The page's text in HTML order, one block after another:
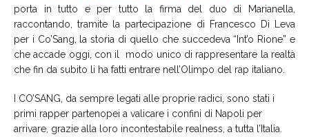
porta in tutto e per tutto la firma del duo di Marianella,
raccontando, tramite la partecipazione di Francesco Di Leva
per i Co’Sang, la storia di quello che succedeva “Int’o Rione” e
che accade oggi, con il modo unico di rappresentare la realtà
che fin da subito li ha fatti entrare nell’Olimpo del rap italiano.
I CO’SANG, da sempre legati alle proprie radici, sono stati i
primi rapper partenopei a valicare i confini di Napoli per
arrivare, grazie alla loro incontestabile realness, a tutta l’Italia.